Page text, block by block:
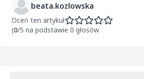
beata.kozlowska
Oceń ten artykuł
(0/5 na podstawie 0 głosów